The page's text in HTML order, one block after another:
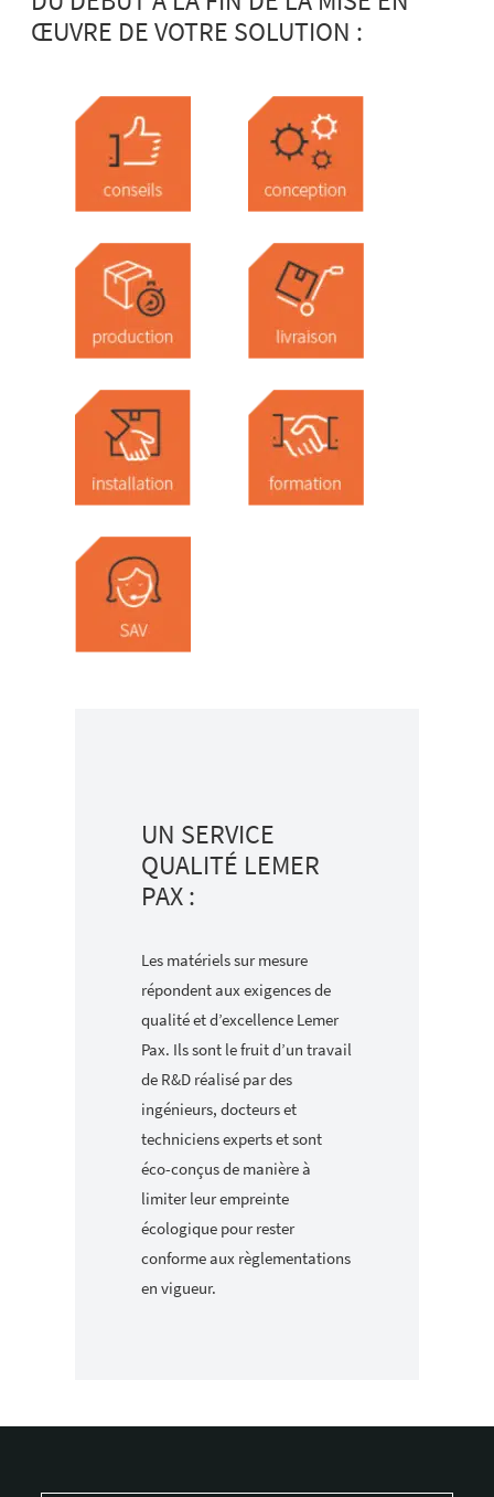
ŒUVRE DE VOTRE SOLUTION :
UN SERVICE
QUALITÉ LEMER
PAX :
Les matériels sur mesure
répondent aux exigences de
qualité et d’excellence Lemer
Pax. Ils sont le fruit d’un travail
de R&D réalisé par des
ingénieurs, docteurs et
techniciens experts et sont
éco-conçus de manière à
limiter leur empreinte
écologique pour rester
conforme aux règlementations
en vigueur.